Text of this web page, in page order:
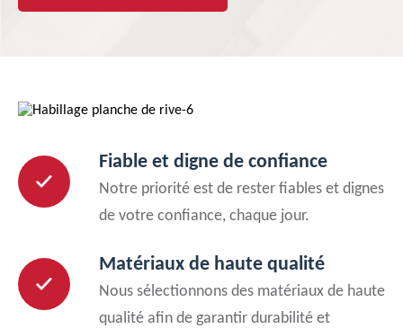
Fiable et digne de confiance
Notre priorité est de rester fiables et dignes
de votre confiance, chaque jour.
Matériaux de haute qualité
Nous sélectionnons des matériaux de haute
qualité afin de garantir durabilité et